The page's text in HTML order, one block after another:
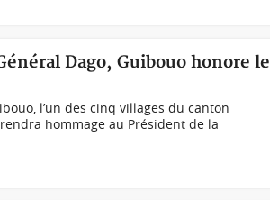
Dago, Guibouo honore le
l’un des cinq villages du canton
hommage au Président de la